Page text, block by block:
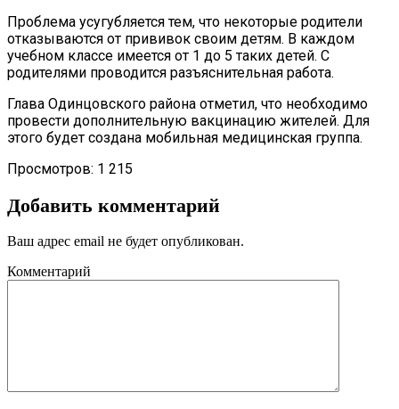
Проблема усугубляется тем, что некоторые родители
отказываются от прививок своим детям. В каждом
учебном классе имеется от 1 до 5 таких детей. С
родителями проводится разъяснительная работа.
Глава Одинцовского района отметил, что необходимо
провести дополнительную вакцинацию жителей. Для
этого будет создана мобильная медицинская группа.
Просмотров: 1 215
Добавить комментарий
Ваш адрес email не будет опубликован.
Комментарий